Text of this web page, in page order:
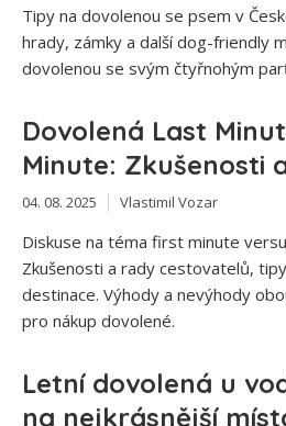
Tipy na dovolenou se psem v
hrady, zámky a další dog-friendly
dovolenou se svým čtyřnohým
Dovolená Last
Minute: Zkušenosti
04. 08. 2025 Vlastimil Vozar
Diskuse na téma first minute
Zkušenosti a rady cestovatelů,
destinace. Výhody a nevýhody
pro nákup dovolené.
Letní dovolená u
na nejkrásnější